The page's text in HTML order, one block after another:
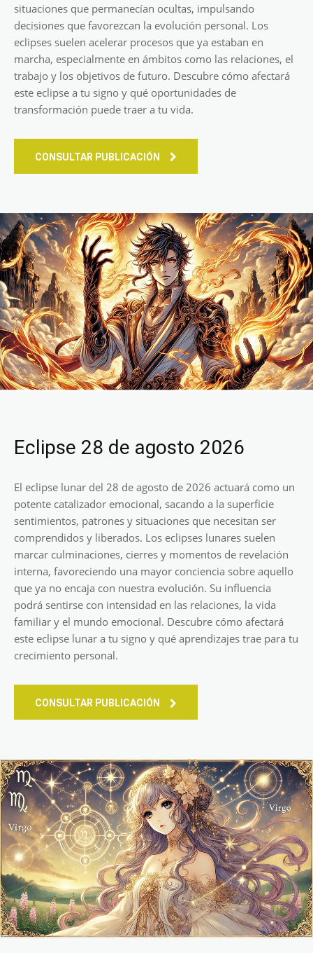
situaciones que permanecían ocultas, impulsando
decisiones que favorezcan la evolución personal. Los
eclipses suelen acelerar procesos que ya estaban en
marcha, especialmente en ámbitos como las relaciones, el
trabajo y los objetivos de futuro. Descubre cómo afectará
este eclipse a tu signo y qué oportunidades de
transformación puede traer a tu vida.
CONSULTAR PUBLICACIÓN
Eclipse 28 de agosto 2026
El eclipse lunar del 28 de agosto de 2026 actuará como un
potente catalizador emocional, sacando a la superficie
sentimientos, patrones y situaciones que necesitan ser
comprendidos y liberados. Los eclipses lunares suelen
marcar culminaciones, cierres y momentos de revelación
interna, favoreciendo una mayor conciencia sobre aquello
que ya no encaja con nuestra evolución. Su influencia
podrá sentirse con intensidad en las relaciones, la vida
familiar y el mundo emocional. Descubre cómo afectará
este eclipse lunar a tu signo y qué aprendizajes trae para tu
crecimiento personal.
CONSULTAR PUBLICACIÓN